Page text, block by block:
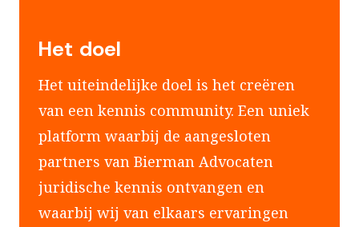
Het doel
Het uiteindelijke doel is het creëren
van een kennis community. Een uniek
platform waarbij de aangesloten
partners van Bierman Advocaten
juridische kennis ontvangen en
waarbij wij van elkaars ervaringen